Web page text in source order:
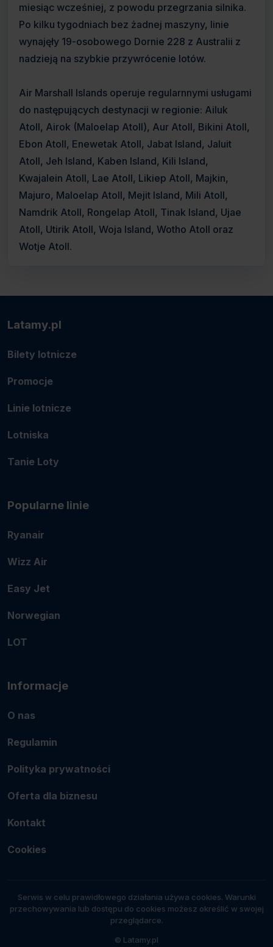
miesiąc wcześniej, z powodu przegrzania silnika.
Po kilku tygodniach bez żadnej maszyny, linie
wynajęły 19-osobowego Dornie 228 z Australii z
nadzieją na szybkie przywrócenie lotów.
Air Marshall Islands operuje regularnnymi usługami
do następujących destynacji w regionie: Ailuk
Atoll, Airok (Maloelap Atoll), Aur Atoll, Bikini Atoll,
Ebon Atoll, Enewetak Atoll, Jabat Island, Jaluit
Atoll, Jeh Island, Kaben Island, Kili Island,
Kwajalein Atoll, Lae Atoll, Likiep Atoll, Majkin,
Majuro, Maloelap Atoll, Mejit Island, Mili Atoll,
Namdrik Atoll, Rongelap Atoll, Tinak Island, Ujae
Atoll, Utirik Atoll, Woja Island, Wotho Atoll oraz
Wotje Atoll.
Latamy.pl
Bilety lotnicze
Promocje
Linie lotnicze
Lotniska
Tanie Loty
Popularne linie
Ryanair
Wizz Air
Easy Jet
Norwegian
LOT
Informacje
O nas
Regulamin
Polityka prywatności
Oferta dla biznesu
Kontakt
Cookies
Serwis w celu prawidłowego działania używa cookies. Warunki
przechowywania lub dostępu do cookies możesz określić w swojej
przeglądarce.
© Latamy.pl